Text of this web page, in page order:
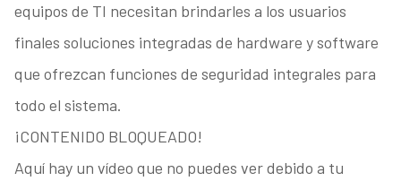
equipos de TI necesitan brindarles a los usuarios
finales soluciones integradas de hardware y software
que ofrezcan funciones de seguridad integrales para
todo el sistema.
¡CONTENIDO BLOQUEADO!
Aquí hay un vídeo que no puedes ver debido a tu